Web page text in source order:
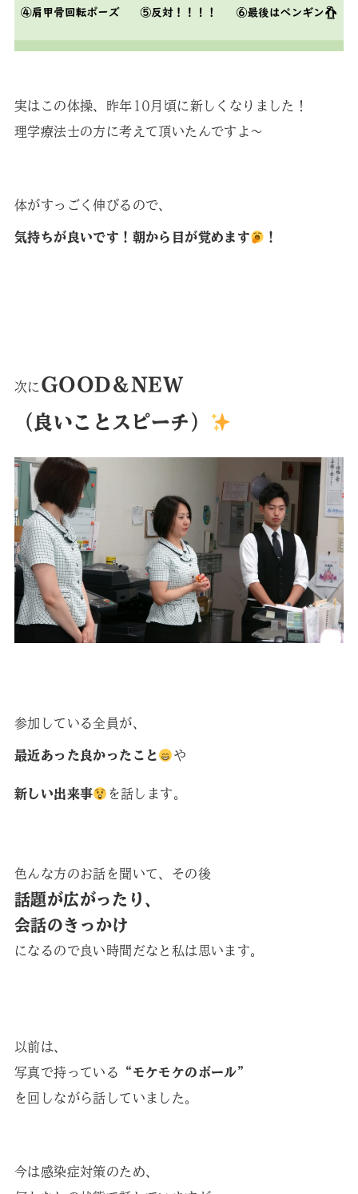
実はこの体操、昨年10月頃に新しくなりました！
理学療法士の方に考えて頂いたんですよ～
体がすっごく伸びるので、
気持ちが良いです！朝から目が覚めます ！
次に GOOD＆NEW
（良いことスピーチ）
参加している全員が、
最近あった良かったこと や
新しい出来事 を話します。
色んな方のお話を聞いて、その後
話題が広がったり、
会話のきっかけ
になるので良い時間だなと私は思います。
以前は、
写真で持っている
“モケモケのボール”
を回しながら話していました。
今は感染症対策のため、